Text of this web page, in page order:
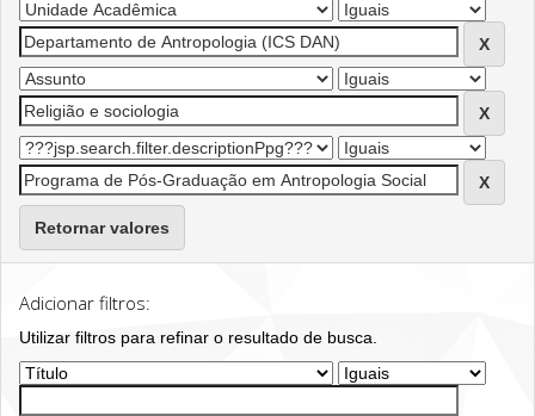
Retornar valores
Adicionar filtros:
Utilizar filtros para refinar o resultado de busca.